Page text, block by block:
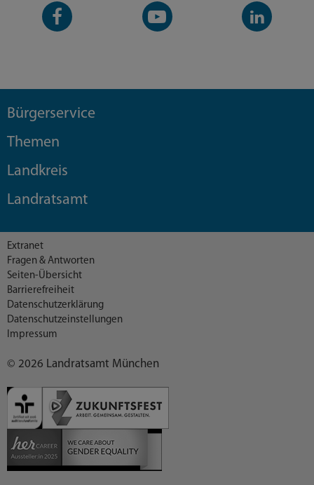
Facebook-
Seite
YouTube-
Kanal
LinkedIn-
Kanal
Bürgerservice
Themen
Landkreis
Landratsamt
© 2026 Landratsamt München
Extranet
Fragen & Antworten
Seiten-Übersicht
Barrierefreiheit
Datenschutzerklärung
Datenschutzeinstellungen
Impressum